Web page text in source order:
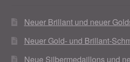
Neuer Brillant und neuer
Neuer Gold- und Brillant-
Neue Silbermedaillons und